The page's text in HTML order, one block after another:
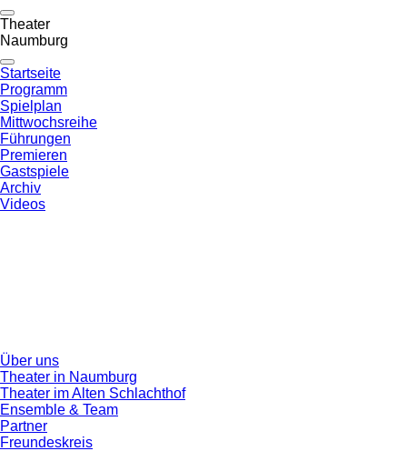
Theater
Naumburg
Startseite
Programm
Spielplan
Mittwochsreihe
Führungen
Premieren
Gastspiele
Archiv
Videos
Über uns
Theater in Naumburg
Theater im Alten Schlachthof
Ensemble & Team
Partner
Freundeskreis